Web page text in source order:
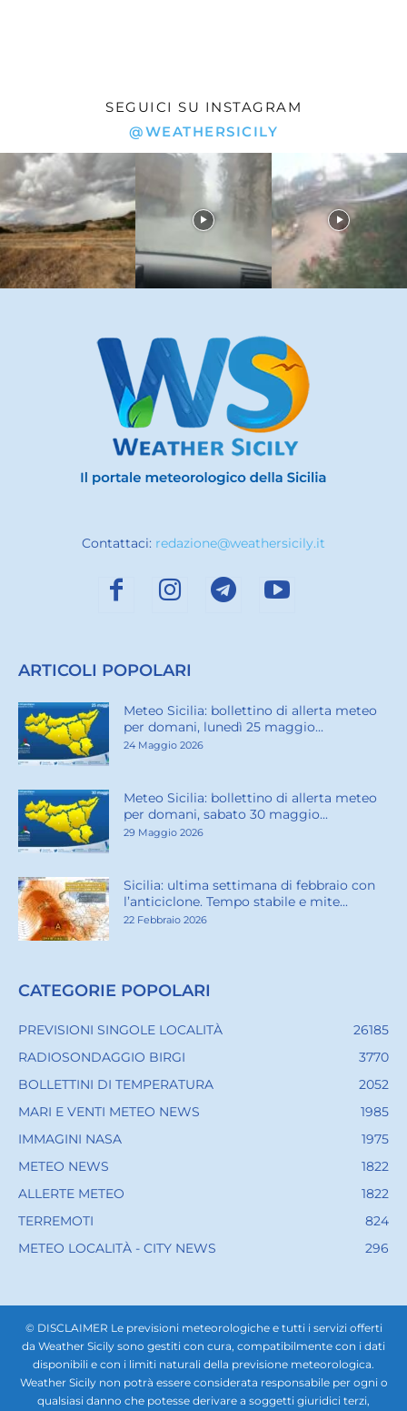
SEGUICI SU INSTAGRAM
@WEATHERSICILY
Contattaci: redazione@weathersicily.it
ARTICOLI POPOLARI
Meteo Sicilia: bollettino di allerta meteo
per domani, lunedì 25 maggio...
24 Maggio 2026
Meteo Sicilia: bollettino di allerta meteo
per domani, sabato 30 maggio...
29 Maggio 2026
Sicilia: ultima settimana di febbraio con
l’anticiclone. Tempo stabile e mite...
22 Febbraio 2026
CATEGORIE POPOLARI
PREVISIONI SINGOLE LOCALITÀ
26185
RADIOSONDAGGIO BIRGI
3770
BOLLETTINI DI TEMPERATURA
2052
MARI E VENTI METEO NEWS
1985
IMMAGINI NASA
1975
METEO NEWS
1822
ALLERTE METEO
1822
TERREMOTI
824
METEO LOCALITÀ - CITY NEWS
296
© DISCLAIMER Le previsioni meteorologiche e tutti i servizi offerti
da Weather Sicily sono gestiti con cura, compatibilmente con i dati
disponibili e con i limiti naturali della previsione meteorologica.
Weather Sicily non potrà essere considerata responsabile per ogni o
qualsiasi danno che potesse derivare a soggetti giuridici terzi,